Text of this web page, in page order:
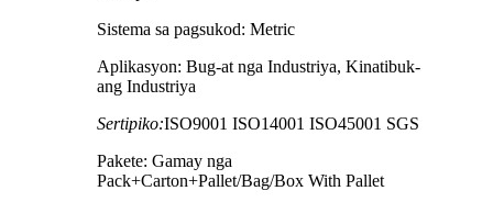
Sistema sa pagsukod: Metric
Aplikasyon: Bug-at nga Industriya, Kinatibuk-
ang Industriya
Sertipiko:ISO9001 ISO14001 ISO45001 SGS
Pakete: Gamay nga
Pack+Carton+Pallet/Bag/Box With Pallet